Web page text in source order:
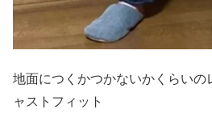
地面につくかつかないかくらいの
ャストフィット